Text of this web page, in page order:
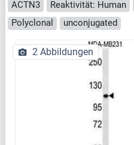
ACTN3 Reaktivität: Human
Polyclonal
unconjugated
2 Abbildungen